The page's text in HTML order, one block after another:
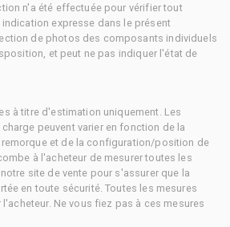
n'a été effectuée pour vérifier tout
expresse dans le présent
de photos des composants individuels
et peut ne pas indiquer l'état de
à titre d'estimation uniquement. Les
peuvent varier en fonction de la
et de la configuration/position de
à l'acheteur de mesurer toutes les
site de vente pour s'assurer que la
en toute sécurité. Toutes les mesures
Ne vous fiez pas à ces mesures